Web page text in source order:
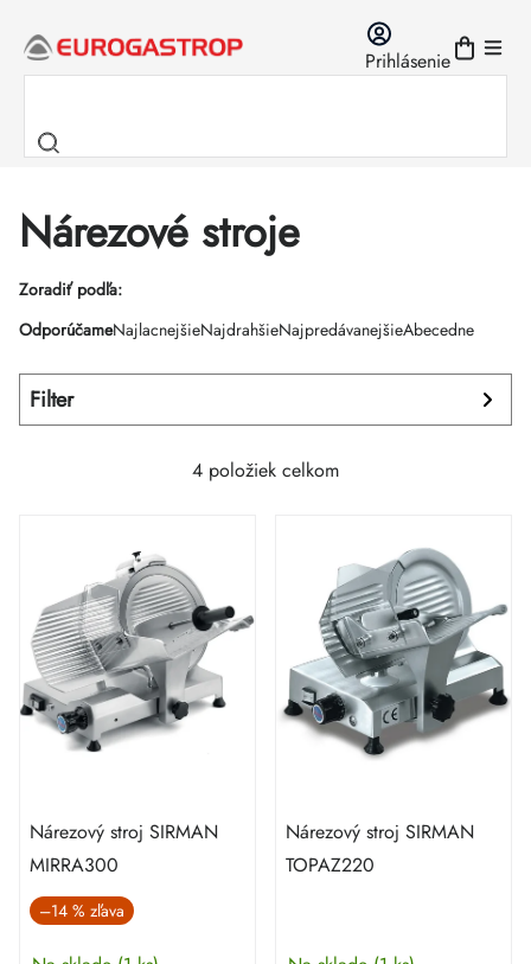
obsah
Prihlásenie
Nárezové stroje
Zoradiť podľa:
Radenie
produktov
OdporúčameNajlacnejšieNajdrahšieNajpredávanejšieAbecedne
Filter
4 položiek celkom
Výpis
produktov
Nárezový stroj SIRMAN
MIRRA300
–14 %
Nárezový stroj SIRMAN
TOPAZ220